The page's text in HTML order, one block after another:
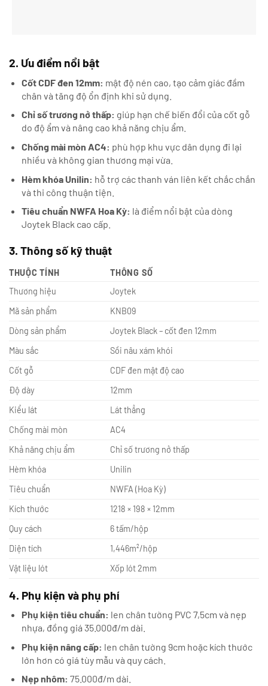
2. Ưu điểm nổi bật
Cốt CDF đen 12mm: mật độ nén cao, tạo cảm giác đầm
chân và tăng độ ổn định khi sử dụng.
Chỉ số trương nở thấp: giúp hạn chế biến đổi của cốt gỗ
do độ ẩm và nâng cao khả năng chịu ẩm.
Chống mài mòn AC4: phù hợp khu vực dân dụng đi lại
nhiều và không gian thương mại vừa.
Hèm khóa Unilin: hỗ trợ các thanh ván liên kết chắc chắn
và thi công thuận tiện.
Tiêu chuẩn NWFA Hoa Kỳ: là điểm nổi bật của dòng
Joytek Black cao cấp.
3. Thông số kỹ thuật
THUỘC TÍNH
THÔNG SỐ
Thương hiệu
Joytek
Mã sản phẩm
KNB09
Dòng sản phẩm
Joytek Black – cốt đen 12mm
Màu sắc
Sồi nâu xám khói
Cốt gỗ
CDF đen mật độ cao
Độ dày
12mm
Kiểu lát
Lát thẳng
Chống mài mòn
AC4
Khả năng chịu ẩm
Chỉ số trương nở thấp
Hèm khóa
Unilin
Tiêu chuẩn
NWFA (Hoa Kỳ)
Kích thước
1218 × 198 × 12mm
Quy cách
6 tấm/hộp
Diện tích
1,446m²/hộp
Vật liệu lót
Xốp lót 2mm
4. Phụ kiện và phụ phí
Phụ kiện tiêu chuẩn: len chân tường PVC 7,5cm và nẹp
nhựa, đồng giá 35.000đ/m dài.
Phụ kiện nâng cấp: len chân tường 9cm hoặc kích thước
lớn hơn có giá tùy mẫu và quy cách.
Nẹp nhôm: 75.000đ/m dài.